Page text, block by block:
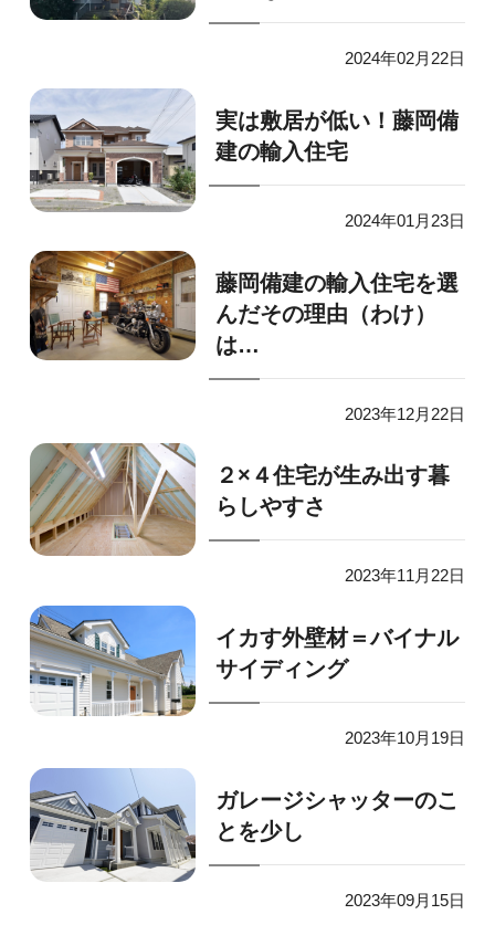
2024年02月22日
実は敷居が低い！藤岡備
建の輸入住宅
2024年01月23日
藤岡備建の輸入住宅を選
んだその理由（わけ）
は…
2023年12月22日
２×４住宅が生み出す暮
らしやすさ
2023年11月22日
イカす外壁材＝バイナル
サイディング
2023年10月19日
ガレージシャッターのこ
とを少し
2023年09月15日